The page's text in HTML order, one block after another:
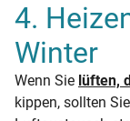
4.
Winter
Wenn Sie lüften,
kippen, sollten